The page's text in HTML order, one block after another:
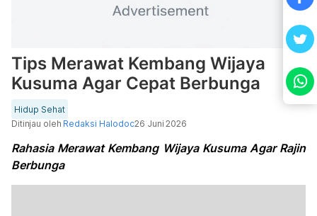
Tips Merawat Kembang Wijaya
Kusuma Agar Cepat Berbunga
Hidup Sehat
Ditinjau oleh Redaksi Halodoc26 Juni 2026
Rahasia Merawat Kembang Wijaya Kusuma Agar Rajin
Berbunga